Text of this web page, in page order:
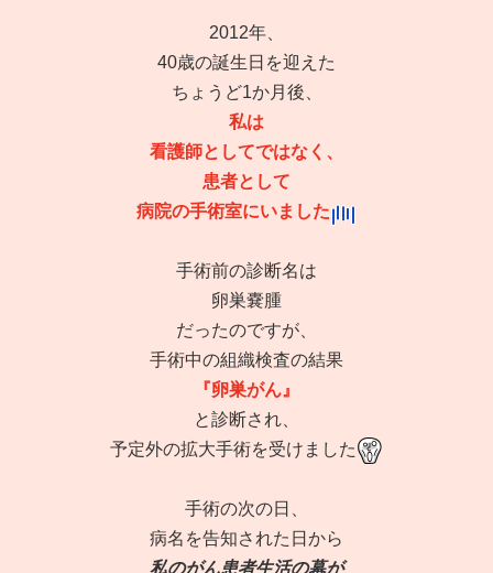
2012年、
40歳の誕生日を迎えた
ちょうど1か月後、
私は
看護師としてではなく、
患者として
病院の手術室にいました
手術前の診断名は
卵巣嚢腫
だったのですが、
手術中の組織検査の結果
『卵巣がん』
と診断され、
予定外の拡大手術を受けました
手術の次の日、
病名を告知された日から
私のがん患者生活の幕が